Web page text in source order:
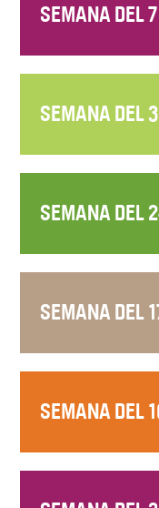
SEMANA DEL
SEMANA DEL
SEMANA DEL
SEMANA DEL
SEMANA DEL